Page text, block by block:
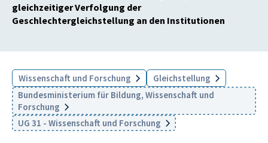
gleichzeitiger Verfolgung der
Geschlechtergleichstellung an den Institutionen
Wissenschaft und Forschung
Gleichstellung
Bundesministerium für Bildung, Wissenschaft und
Forschung
UG 31 - Wissenschaft und Forschung